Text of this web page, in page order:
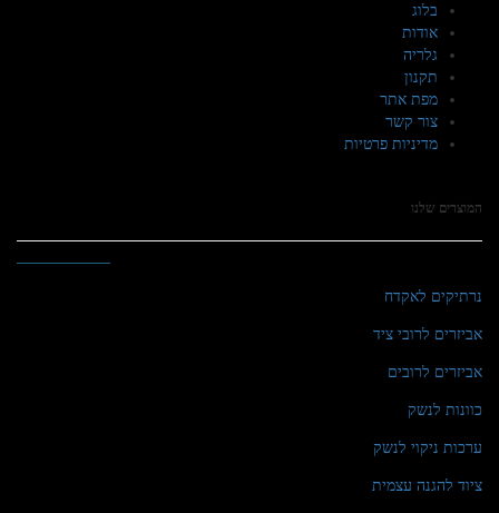
בלוג
אודות
גלריה
תקנון
מפת אתר
צור קשר
מדיניות פרטיות
המוצרים שלנו
נרתיקים לאקדח
אביזרים לרובי ציד
אביזרים לרובים
כוונות לנשק
ערכות ניקוי לנשק
ציוד להגנה עצמית